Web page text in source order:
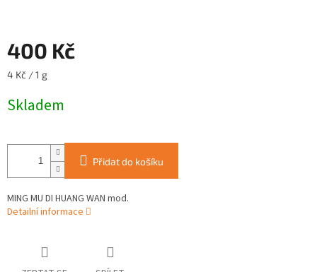
400 Kč
Měrná
4 Kč / 1 g
Skladem
Přidat do košíku
MING MU DI HUANG WAN mod.
Detailní informace